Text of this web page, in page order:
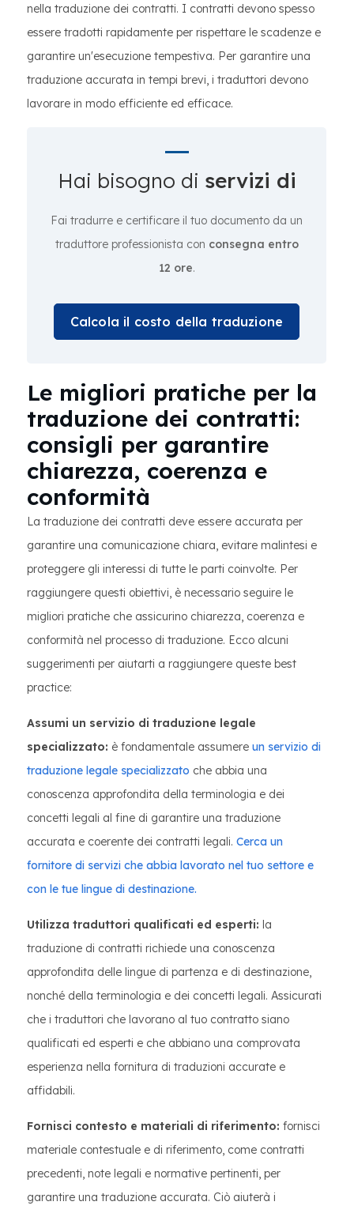
nella traduzione dei contratti. I contratti devono spesso
essere tradotti rapidamente per rispettare le scadenze e
garantire un'esecuzione tempestiva. Per garantire una
traduzione accurata in tempi brevi, i traduttori devono
lavorare in modo efficiente ed efficace.
Hai bisogno di servizi di
Fai tradurre e certificare il tuo documento da un
traduttore professionista con consegna entro
12 ore.
Calcola il costo della traduzione
Le migliori pratiche per la
traduzione dei contratti:
consigli per garantire
chiarezza, coerenza e
conformità
La traduzione dei contratti deve essere accurata per
garantire una comunicazione chiara, evitare malintesi e
proteggere gli interessi di tutte le parti coinvolte. Per
raggiungere questi obiettivi, è necessario seguire le
migliori pratiche che assicurino chiarezza, coerenza e
conformità nel processo di traduzione. Ecco alcuni
suggerimenti per aiutarti a raggiungere queste best
practice:
Assumi un servizio di traduzione legale
specializzato: è fondamentale assumere un servizio di
traduzione legale specializzato che abbia una
conoscenza approfondita della terminologia e dei
concetti legali al fine di garantire una traduzione
accurata e coerente dei contratti legali. Cerca un
fornitore di servizi che abbia lavorato nel tuo settore e
con le tue lingue di destinazione.
Utilizza traduttori qualificati ed esperti: la
traduzione di contratti richiede una conoscenza
approfondita delle lingue di partenza e di destinazione,
nonché della terminologia e dei concetti legali. Assicurati
che i traduttori che lavorano al tuo contratto siano
qualificati ed esperti e che abbiano una comprovata
esperienza nella fornitura di traduzioni accurate e
affidabili.
Fornisci contesto e materiali di riferimento: fornisci
materiale contestuale e di riferimento, come contratti
precedenti, note legali e normative pertinenti, per
garantire una traduzione accurata. Ciò aiuterà i